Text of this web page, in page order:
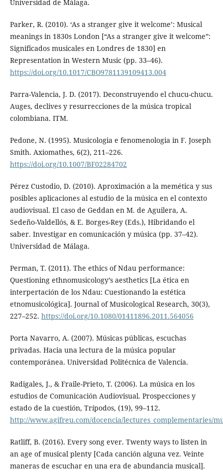
Universidad de Málaga.
Parker, R. (2010). ‘As a stranger give it welcome’: Musical
meanings in 1830s London [“As a stranger give it welcome”:
Significados musicales en Londres de 1830] en
Representation in Western Music (pp. 33–46).
https://doi.org/10.1017/CBO9781139109413.004
Parra-Valencia, J. D. (2017). Deconstruyendo el chucu-chucu.
Auges, declives y resurrecciones de la música tropical
colombiana. ITM.
Pedone, N. (1995). Musicologia e fenomenologia in F. Joseph
Smith. Axiomathes, 6(2), 211–226.
https://doi.org/10.1007/BF02284702
Pérez Custodio, D. (2010). Aproximación a la memética y sus
posibles aplicaciones al estudio de la música en el contexto
audiovisual. El caso de Geddan en M. de Aguilera, A.
Sedeño-Valdellós, & E. Borges-Rey (Eds.), Hibridando el
saber. Investigar en comunicación y música (pp. 37–42).
Universidad de Málaga.
Perman, T. (2011). The ethics of Ndau performance:
Questioning ethnomusicology’s aesthetics [La ética en
interpertación de los Ndau: Cuestionando la estética
etnomusicológica]. Journal of Musicological Research, 30(3),
227–252. https://doi.org/10.1080/01411896.2011.564056
Porta Navarro, A. (2007). Músicas públicas, escuchas
privadas. Hacia una lectura de la música popular
contemporánea. Universidad Politécnica de Valencia.
Radigales, J., & Fraile-Prieto, T. (2006). La música en los
estudios de Comunicación Audiovisual. Prospecciones y
estado de la cuestión, Trípodos, (19), 99–112.
http://www.agifreu.com/docencia/lectures_complementaries/
Ratliff, B. (2016). Every song ever. Twenty ways to listen in
an age of musical plenty [Cada canción alguna vez. Veinte
maneras de escuchar en una era de abundancia musical].